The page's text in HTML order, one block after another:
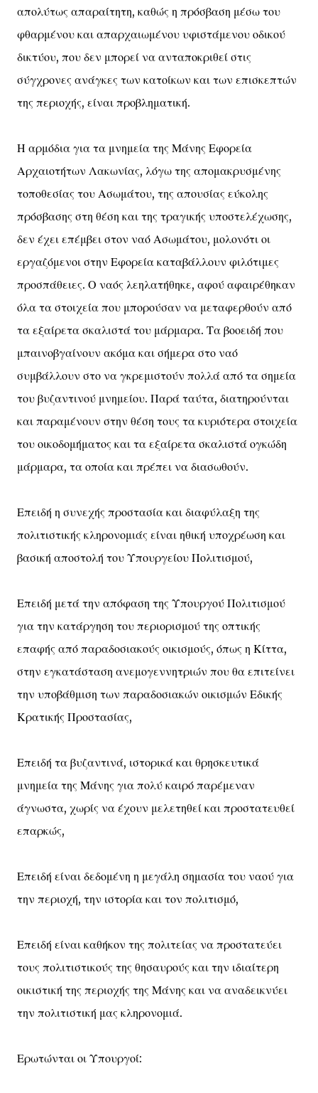
απολύτως απαραίτητη, καθώς η πρόσβαση μέσω του
φθαρμένου και απαρχαιωμένου υφιστάμενου οδικού
δικτύου, που δεν μπορεί να ανταποκριθεί στις
σύγχρονες ανάγκες των κατοίκων και των επισκεπτών
της περιοχής, είναι προβληματική.
Η αρμόδια για τα μνημεία της Μάνης Εφορεία
Αρχαιοτήτων Λακωνίας, λόγω της απομακρυσμένης
τοποθεσίας του Ασωμάτου, της απουσίας εύκολης
πρόσβασης στη θέση και της τραγικής υποστελέχωσης,
δεν έχει επέμβει στον ναό Ασωμάτου, μολονότι οι
εργαζόμενοι στην Εφορεία καταβάλλουν φιλότιμες
προσπάθειες. Ο ναός λεηλατήθηκε, αφού αφαιρέθηκαν
όλα τα στοιχεία που μπορούσαν να μεταφερθούν από
τα εξαίρετα σκαλιστά του μάρμαρα. Τα βοοειδή που
μπαινοβγαίνουν ακόμα και σήμερα στο ναό
συμβάλλουν στο να γκρεμιστούν πολλά από τα σημεία
του βυζαντινού μνημείου. Παρά ταύτα, διατηρούνται
και παραμένουν στην θέση τους τα κυριότερα στοιχεία
του οικοδομήματος και τα εξαίρετα σκαλιστά ογκώδη
μάρμαρα, τα οποία και πρέπει να διασωθούν.
Επειδή η συνεχής προστασία και διαφύλαξη της
πολιτιστικής κληρονομιάς είναι ηθική υποχρέωση και
βασική αποστολή του Υπουργείου Πολιτισμού,
Επειδή μετά την απόφαση της Υπουργού Πολιτισμού
για την κατάργηση του περιορισμού της οπτικής
επαφής από παραδοσιακούς οικισμούς, όπως η Κίττα,
στην εγκατάσταση ανεμογεννητριών που θα επιτείνει
την υποβάθμιση των παραδοσιακών οικισμών Εδικής
Κρατικής Προστασίας,
Επειδή τα βυζαντινά, ιστορικά και θρησκευτικά
μνημεία της Μάνης για πολύ καιρό παρέμεναν
άγνωστα, χωρίς να έχουν μελετηθεί και προστατευθεί
επαρκώς,
Επειδή είναι δεδομένη η μεγάλη σημασία του ναού για
την περιοχή, την ιστορία και τον πολιτισμό,
Επειδή είναι καθήκον της πολιτείας να προστατεύει
τους πολιτιστικούς της θησαυρούς και την ιδιαίτερη
οικιστική της περιοχής της Μάνης και να αναδεικνύει
την πολιτιστική μας κληρονομιά.
Ερωτώνται οι Υπουργοί: